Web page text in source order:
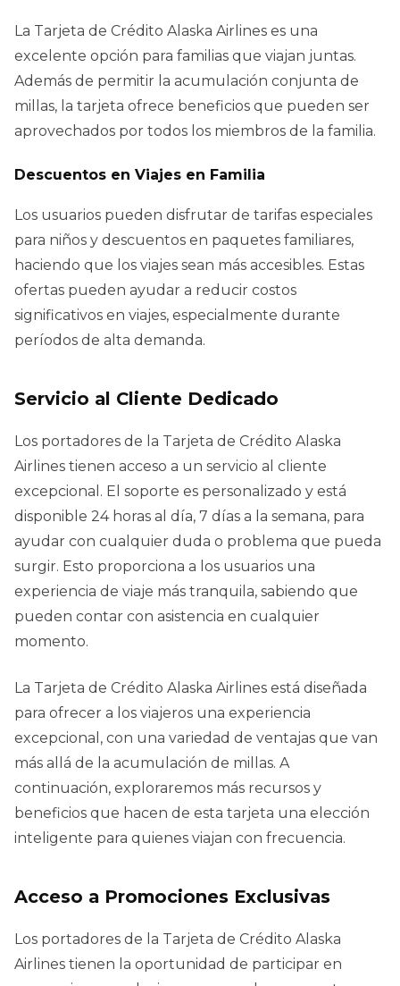
La Tarjeta de Crédito Alaska Airlines es una
excelente opción para familias que viajan juntas.
Además de permitir la acumulación conjunta de
millas, la tarjeta ofrece beneficios que pueden ser
aprovechados por todos los miembros de la familia.
Descuentos en Viajes en Familia
Los usuarios pueden disfrutar de tarifas especiales
para niños y descuentos en paquetes familiares,
haciendo que los viajes sean más accesibles. Estas
ofertas pueden ayudar a reducir costos
significativos en viajes, especialmente durante
períodos de alta demanda.
Servicio al Cliente Dedicado
Los portadores de la Tarjeta de Crédito Alaska
Airlines tienen acceso a un servicio al cliente
excepcional. El soporte es personalizado y está
disponible 24 horas al día, 7 días a la semana, para
ayudar con cualquier duda o problema que pueda
surgir. Esto proporciona a los usuarios una
experiencia de viaje más tranquila, sabiendo que
pueden contar con asistencia en cualquier
momento.
La Tarjeta de Crédito Alaska Airlines está diseñada
para ofrecer a los viajeros una experiencia
excepcional, con una variedad de ventajas que van
más allá de la acumulación de millas. A
continuación, exploraremos más recursos y
beneficios que hacen de esta tarjeta una elección
inteligente para quienes viajan con frecuencia.
Acceso a Promociones Exclusivas
Los portadores de la Tarjeta de Crédito Alaska
Airlines tienen la oportunidad de participar en